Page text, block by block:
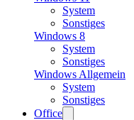
System
Sonstiges
Windows 8
System
Sonstiges
Windows Allgemein
System
Sonstiges
Office